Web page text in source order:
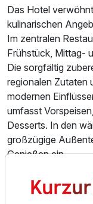
Das Hotel
kulinarischen
Im zentralen
Frühstück, Mittag-
Die sorgfältig
regionalen Zutaten
modernen
umfasst
Desserts. In den
großzügige
Genießen ein.
Das elegante À-
traditionelle